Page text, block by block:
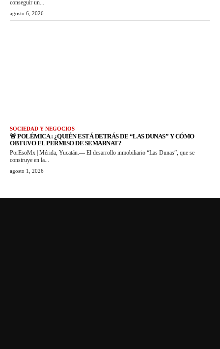
conseguir un...
agosto 6, 2026
SOCIEDAD Y NEGOCIOS
🚨 POLÉMICA : ¿QUIÉN ESTÁ DETRÁS DE “LAS DUNAS” Y CÓMO
OBTUVO EL PERMISO DE SEMARNAT?
PorEsoMx | Mérida, Yucatán.— El desarrollo inmobiliario “Las Dunas”, que se
construye en la...
agosto 1, 2026